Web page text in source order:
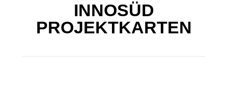
INNOSÜD
PROJEKTKARTEN